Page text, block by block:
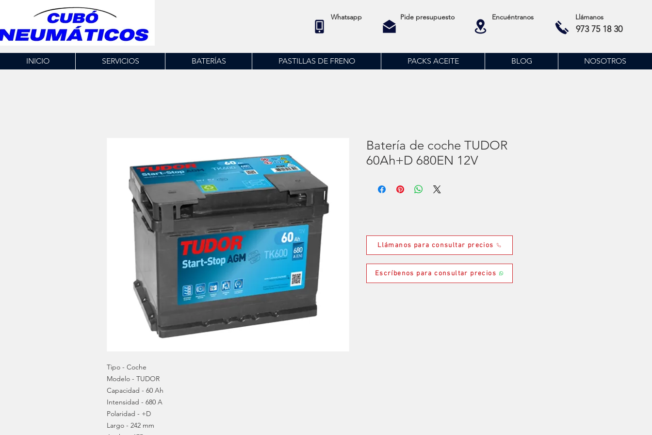
Whatsapp Pide presupuesto Encuéntranos Llámanos
973 75 18 30
INICIO SERVICIOS BATERÍAS PASTILLAS DE FRENO PACKS ACEITE BLOG NOSOTROS
Tipo - Coche
Modelo - TUDOR
Capacidad - 60 Ah
Intensidad - 680 A
Polaridad - +D
Largo - 242 mm
Batería de coche TUDOR
60Ah+D 680EN 12V
Llámanos para consultar precios
Escríbenos para consultar precios